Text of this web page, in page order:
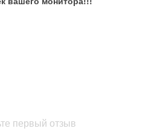
первый отзыв